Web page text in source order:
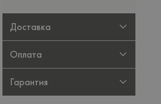
Доставка
Оплата
Гарантия